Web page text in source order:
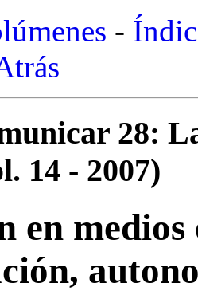
-
28:
14 - 2007)
en